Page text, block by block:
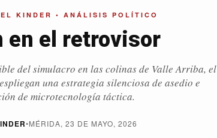
KINDER • ANÁLISIS POLÍTICO
en el retrovisor
del simulacro en las colinas de Valle Arriba, el
una estrategia silenciosa de asedio e
de microtecnología táctica.
•MÉRIDA, 23 DE MAYO, 2026